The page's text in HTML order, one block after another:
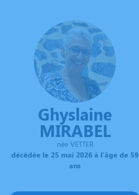
Ghyslaine
MIRABEL
née VETTER
décédée le 25 mai 2026 à l'âge de 59
ans